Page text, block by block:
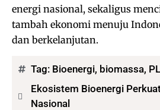
energi nasional, sekaligus
tambah ekonomi menuju
dan berkelanjutan.
Tag: Bioenergi, biomassa,
Ekosistem Bioenergi
Nasional